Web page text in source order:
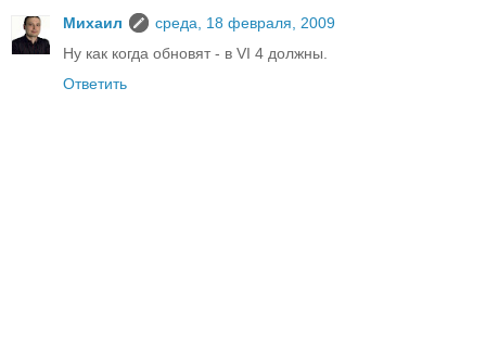
Михаил
среда, 18 февраля, 2009
Ну как когда обновят - в VI 4 должны.
Ответить